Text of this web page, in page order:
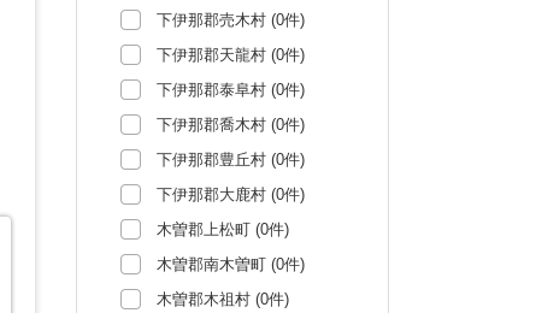
下伊那郡売木村 (0件)
下伊那郡天龍村 (0件)
下伊那郡泰阜村 (0件)
下伊那郡喬木村 (0件)
下伊那郡豊丘村 (0件)
下伊那郡大鹿村 (0件)
木曽郡上松町 (0件)
木曽郡南木曽町 (0件)
木曽郡木祖村 (0件)